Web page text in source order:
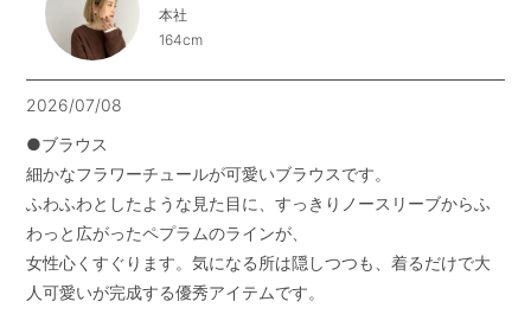
本社
164cm
2026/07/08
●ブラウス
細かなフラワーチュールが可愛いブラウスです。
ふわふわとしたような見た目に、すっきりノースリーブからふ
わっと広がったペプラムのラインが、
女性心くすぐります。気になる所は隠しつつも、着るだけで大
人可愛いが完成する優秀アイテムです。